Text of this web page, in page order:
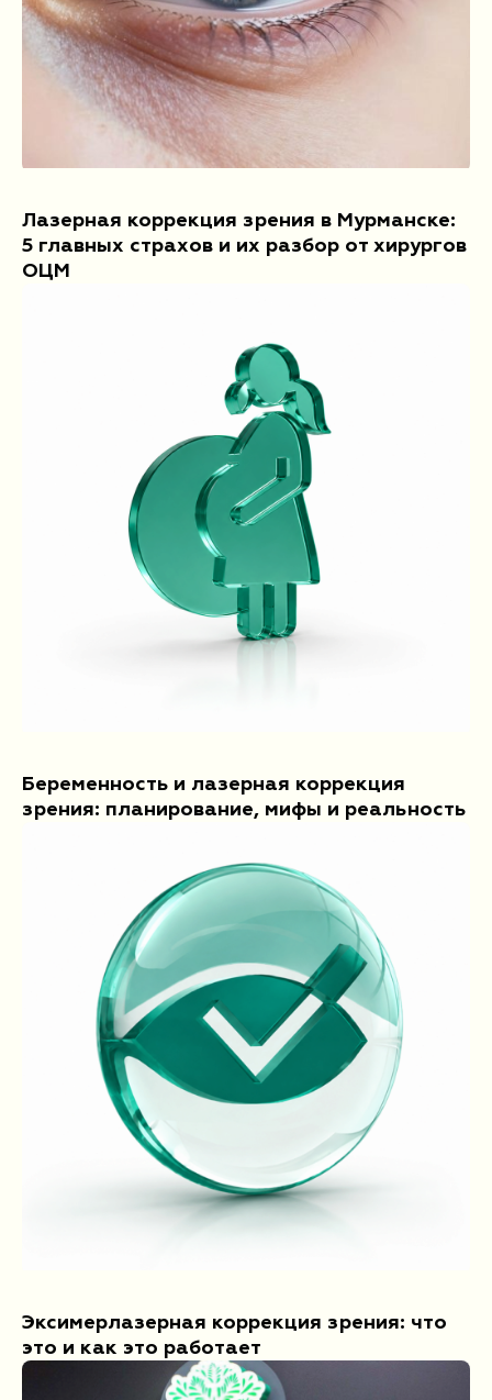
Лазерная коррекция зрения в Мурманске:
5 главных страхов и их разбор от хирургов
ОЦМ
Беременность и лазерная коррекция
зрения: планирование, мифы и реальность
Эксимерлазерная коррекция зрения: что
это и как это работает